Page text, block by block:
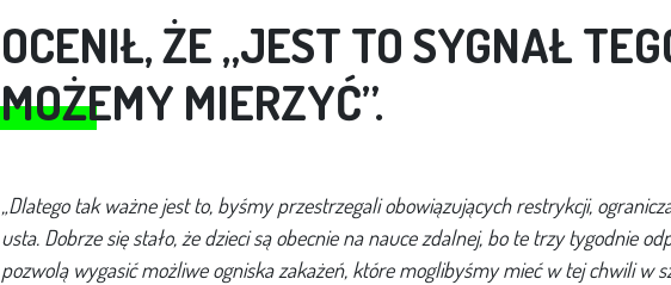
OCENIŁ, ŻE „JEST TO SYGNAŁ
MOŻEMY MIERZYĆ”.
„Dlatego tak ważne jest to, byśmy przestrzegali obowiązujących restrykcji,
usta. Dobrze się stało, że dzieci są obecnie na nauce zdalnej, bo te trzy tygodnie
pozwolą wygasić możliwe ogniska zakażeń, które moglibyśmy mieć w tej chwili w